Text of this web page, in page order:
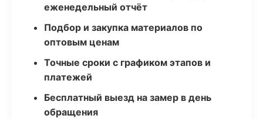
еженедельный отчёт
Подбор и закупка материалов по
оптовым ценам
Точные сроки с графиком этапов и
платежей
Бесплатный выезд на замер в день
обращения